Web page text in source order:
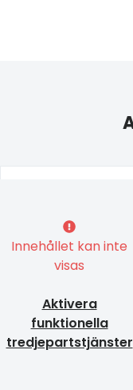
Innehållet kan inte
visas
Aktivera
funktionella
tredjepartstjänster